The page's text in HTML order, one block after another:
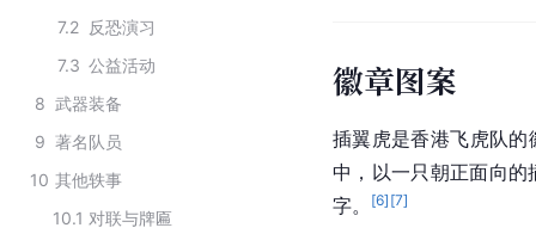
7.2 反恐演习
7.3 公益活动
8 武器装备
9 著名队员
10 其他轶事
10.1 对联与牌匾
徽章图案
插翼虎是香港飞虎队
中，以一只朝正面向的
字。
[6] [7]